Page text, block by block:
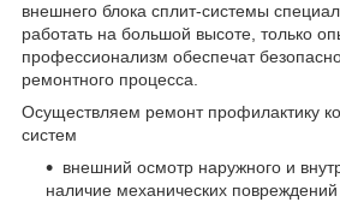
внешнего блока сплит-системы
работать на большой высоте, только
профессионализм обеспечат
ремонтного процесса.
Осуществляем ремонт профилактику
систем
внешний осмотр наружного и
наличие механических повреждений